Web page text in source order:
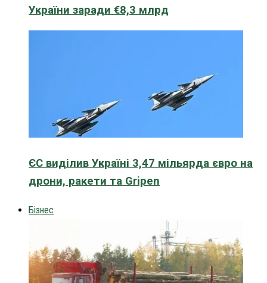
України заради €8,3 млрд
ЄС виділив Україні 3,47 мільярда євро на
дрони, ракети та Gripen
Бізнес